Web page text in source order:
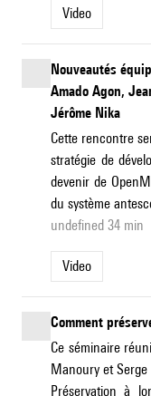
Video
Nouveautés
Amado Agon,
Jérôme Nika
Cette rencontre
stratégie de
devenir de
du système
undefined 34 min
Video
Comment
Ce séminaire
Manoury et
Préservation à